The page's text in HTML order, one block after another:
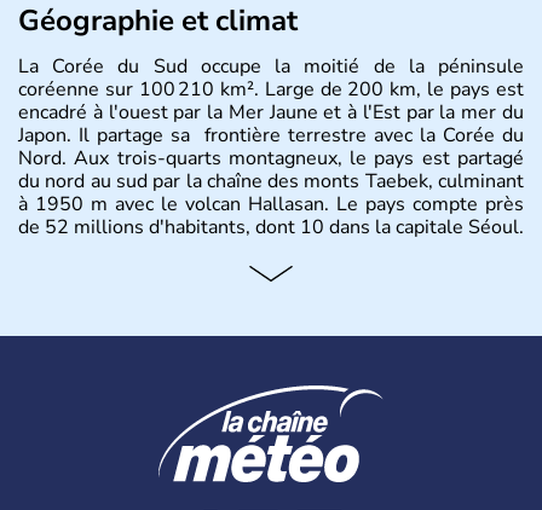
Géographie et climat
La Corée du Sud occupe la moitié de la péninsule
coréenne sur 100 210 km². Large de 200 km, le pays est
encadré à l'ouest par la Mer Jaune et à l'Est par la mer du
Japon. Il partage sa frontière terrestre avec la Corée du
Nord. Aux trois-quarts montagneux, le pays est partagé
du nord au sud par la chaîne des monts Taebek, culminant
à 1950 m avec le volcan Hallasan. Le pays compte près
de 52 millions d'habitants, dont 10 dans la capitale Séoul.
Histoire et administration
de vingt provinces. Outre sa capitaleSéoul, Ulsan et
christianisme et le bouddhisme en sont les deux
principales religions. Ce pays partage sa culture avec la
. Les Jeux Olympiques s’y sont déroulés en
1988, de même que la Coupe du Monde de football en
2002, en collaboration avec le Japon.